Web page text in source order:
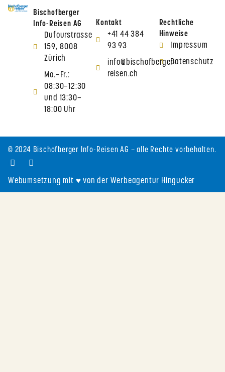
Bischofberger
Info-Reisen AG
Dufourstrasse
159, 8008
Zürich
Mo.–Fr.:
08:30–12:30
und 13:30–
18:00 Uhr
Kontakt
+41 44 384
93 93
info@bischofberger-
reisen.ch
Rechtliche
Hinweise
Impressum
Datenschutz
© 2024 Bischofberger Info-Reisen AG – alle Rechte vorbehalten.
Webumsetzung mit ♥ von der Werbeagentur Hingucker